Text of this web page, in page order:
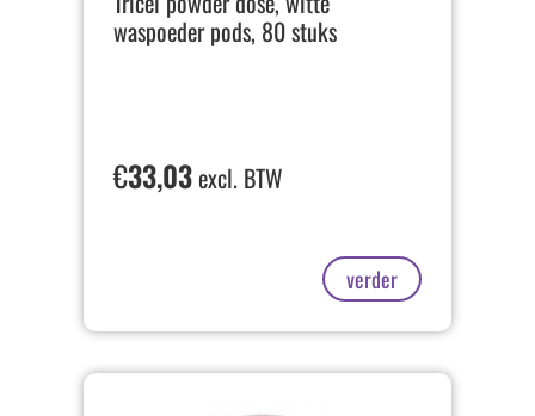
waspoeder pods, 80 stuks
€33,03excl. BTW
verder